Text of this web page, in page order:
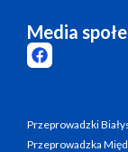
Media
Przeprowadzki
Przeprowadzka